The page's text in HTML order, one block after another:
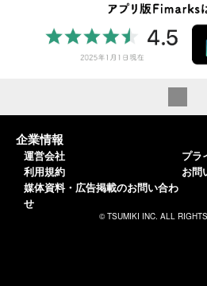
企業情報
運営会社
利用規約
媒体資料・広告掲載のお問い合わ
せ
プラ
お問
© TSUMIKI INC. ALL